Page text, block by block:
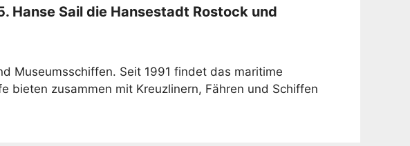
Hanse Sail die Hansestadt Rostock und
Museumsschiffen. Seit 1991 findet das maritime
bieten zusammen mit Kreuzlinern, Fähren und Schiffen